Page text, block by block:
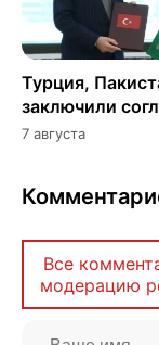
Турция,
заключили
7 августа
Все
модерацию